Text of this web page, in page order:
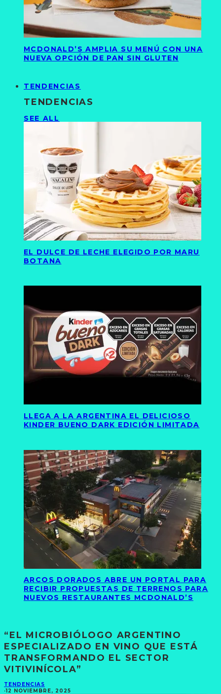
MCDONALD’S AMPLIA SU MENÚ CON UNA
NUEVA OPCIÓN DE PAN SIN GLUTEN
TENDENCIAS
TENDENCIAS
SEE ALL
EL DULCE DE LECHE ELEGIDO POR MARU
BOTANA
LLEGA A LA ARGENTINA EL DELICIOSO
KINDER BUENO DARK EDICIÓN LIMITADA
ARCOS DORADOS ABRE UN PORTAL PARA
RECIBIR PROPUESTAS DE TERRENOS PARA
NUEVOS RESTAURANTES MCDONALD’S
“EL MICROBIÓLOGO ARGENTINO
ESPECIALIZADO EN VINO QUE ESTÁ
TRANSFORMANDO EL SECTOR
VITIVINÍCOLA”
TENDENCIAS
·12 NOVIEMBRE, 2025